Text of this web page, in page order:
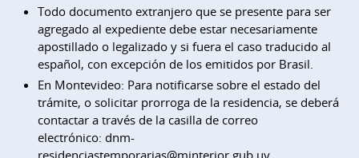
Todo documento extranjero que se presente para ser
agregado al expediente debe estar necesariamente
apostillado o legalizado y si fuera el caso traducido al
español, con excepción de los emitidos por Brasil.
En Montevideo: Para notificarse sobre el estado del
trámite, o solicitar prorroga de la residencia, se deberá
contactar a través de la casilla de correo
electrónico: dnm-